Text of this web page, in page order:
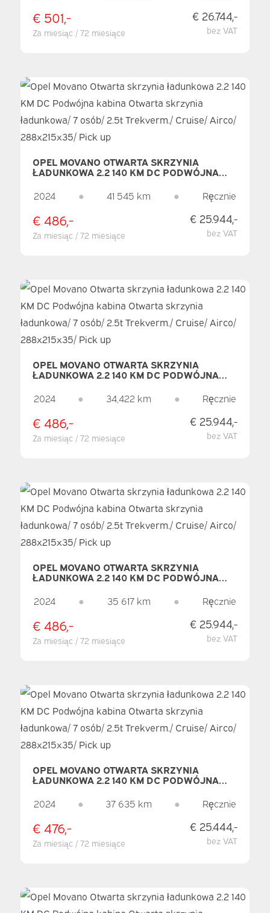
€ 501,-
Za miesiąc / 72 miesiące
€ 26.744,-
bez VAT
OPEL MOVANO OTWARTA SKRZYNIA
ŁADUNKOWA 2.2 140 KM DC PODWÓJNA
7 OSÓB/ 2.5T TREKVERM./ CRUISE/ AIRCO/
288X215X35/ PICK UP
2024 ● 41 545 km ● Ręcznie
€ 486,-
Za miesiąc / 72 miesiące
€ 25.944,-
bez VAT
OPEL MOVANO OTWARTA SKRZYNIA
ŁADUNKOWA 2.2 140 KM DC PODWÓJNA
7 OSÓB/ 2.5T TREKVERM./ CRUISE/ AIRCO/
288X215X35/ PICK UP
2024 ● 34,422 km ● Ręcznie
€ 486,-
Za miesiąc / 72 miesiące
€ 25.944,-
bez VAT
OPEL MOVANO OTWARTA SKRZYNIA
ŁADUNKOWA 2.2 140 KM DC PODWÓJNA
7 OSÓB/ 2.5T TREKVERM./ CRUISE/ AIRCO/
288X215X35/ PICK UP
2024 ● 35 617 km ● Ręcznie
€ 486,-
Za miesiąc / 72 miesiące
€ 25.944,-
bez VAT
OPEL MOVANO OTWARTA SKRZYNIA
ŁADUNKOWA 2.2 140 KM DC PODWÓJNA
7 OSÓB/ 2.5T TREKVERM./ CRUISE/ AIRCO/
288X215X35/ PICK UP
2024 ● 37 635 km ● Ręcznie
€ 476,-
Za miesiąc / 72 miesiące
€ 25.444,-
bez VAT